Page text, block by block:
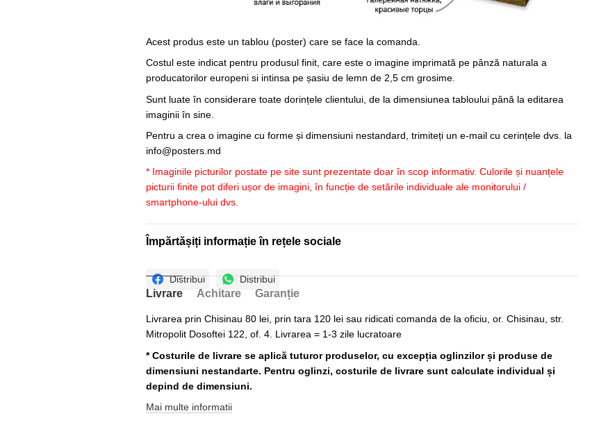
Acest produs este un tablou (poster) care se face la comanda.
Costul este indicat pentru produsul finit, care este o imagine imprimată pe pânză naturala a
producatorilor europeni si intinsa pe șasiu de lemn de 2,5 cm grosime.
Sunt luate în considerare toate dorințele clientului, de la dimensiunea tabloului până la editarea
imaginii în sine.
Pentru a crea o imagine cu forme și dimensiuni nestandard, trimiteți un e-mail cu cerințele dvs. la
info@posters.md
* Imaginile picturilor postate pe site sunt prezentate doar în scop informativ. Culorile și nuanțele
picturii finite pot diferi ușor de imagini, în funcție de setările individuale ale monitorului /
smartphone-ului dvs.
Împărtășiți informație în rețele sociale
Distribui Distribui
Livrare Achitare Garanție
Livrarea prin Chisinau 80 lei, prin tara 120 lei sau ridicati comanda de la oficiu, or. Chisinau, str.
Mitropolit Dosoftei 122, of. 4. Livrarea = 1-3 zile lucratoare
* Costurile de livrare se aplică tuturor produselor, cu excepția oglinzilor și produse de
dimensiuni nestandarte. Pentru oglinzi, costurile de livrare sunt calculate individual și
depind de dimensiuni.
Mai multe informatii